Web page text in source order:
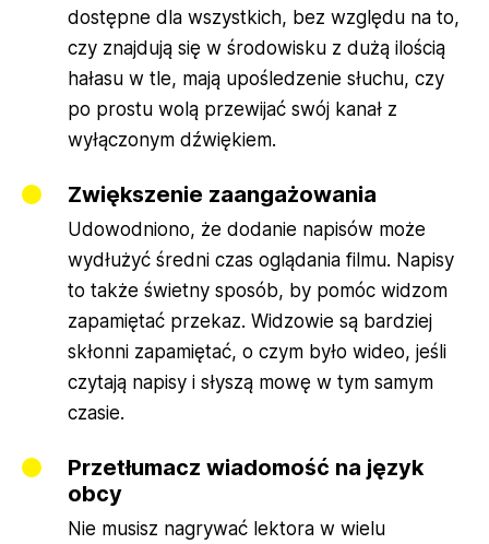
dostępne dla wszystkich, bez względu na to,
czy znajdują się w środowisku z dużą ilością
hałasu w tle, mają upośledzenie słuchu, czy
po prostu wolą przewijać swój kanał z
wyłączonym dźwiękiem.
Zwiększenie zaangażowania
Udowodniono, że dodanie napisów może
wydłużyć średni czas oglądania filmu. Napisy
to także świetny sposób, by pomóc widzom
zapamiętać przekaz. Widzowie są bardziej
skłonni zapamiętać, o czym było wideo, jeśli
czytają napisy i słyszą mowę w tym samym
czasie.
Przetłumacz wiadomość na język
obcy
Nie musisz nagrywać lektora w wielu